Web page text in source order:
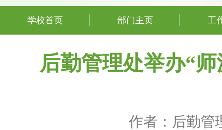
学校首页 部门主页 工
后勤管理处举办“
作者：后勤管